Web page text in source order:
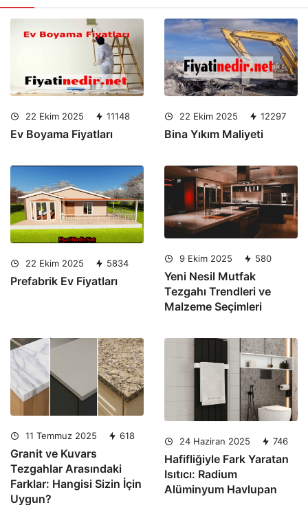
22 Ekim 2025 11148
Ev Boyama Fiyatları
22 Ekim 2025 12297
Bina Yıkım Maliyeti
22 Ekim 2025 5834
Prefabrik Ev Fiyatları
9 Ekim 2025 580
Yeni Nesil Mutfak
Tezgahı Trendleri ve
Malzeme Seçimleri
11 Temmuz 2025 618
Granit ve Kuvars
Tezgahlar Arasındaki
Farklar: Hangisi Sizin İçin
Uygun?
24 Haziran 2025 746
Hafifliğiyle Fark Yaratan
Isıtıcı: Radium
Alüminyum Havlupan